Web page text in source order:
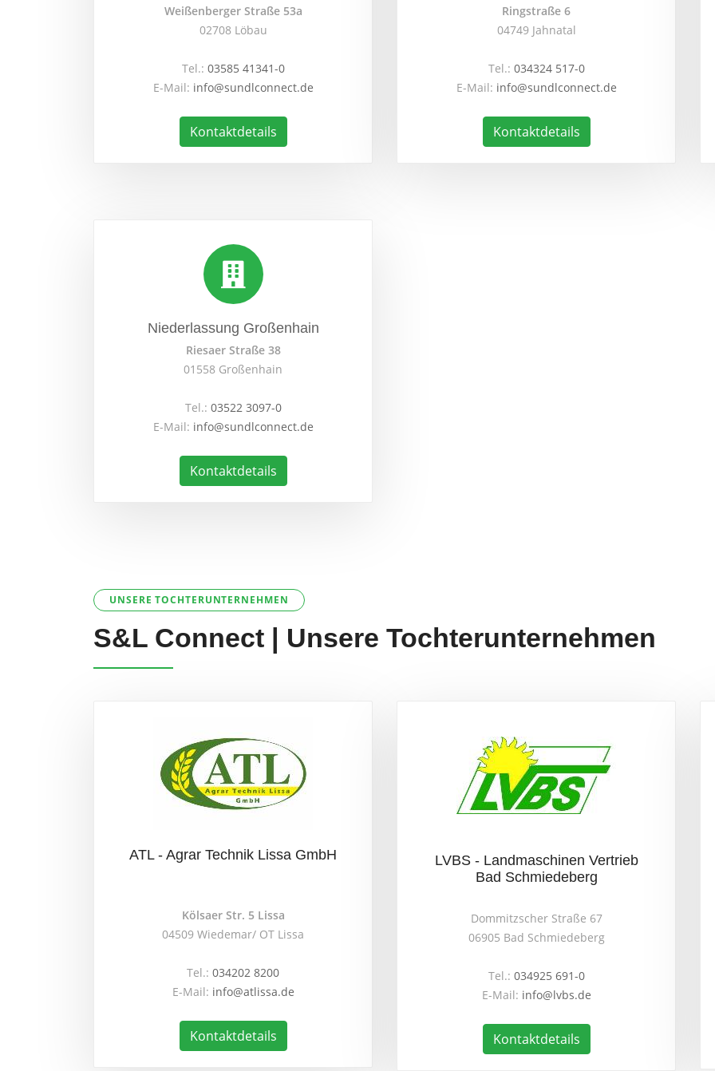
Weißenberger Straße 53a
02708 Löbau
Tel.: 03585 41341-0
E-Mail: info@sundlconnect.de
Kontaktdetails
Ringstraße 6
04749 Jahnatal
Tel.: 034324 517-0
E-Mail: info@sundlconnect.de
Kontaktdetails
Niederlassung Großenhain
Riesaer Straße 38
01558 Großenhain
Tel.: 03522 3097-0
E-Mail: info@sundlconnect.de
Kontaktdetails
UNSERE TOCHTERUNTERNEHMEN
S&L Connect | Unsere Tochterunternehmen
ATL - Agrar Technik Lissa GmbH
Kölsaer Str. 5 Lissa
04509 Wiedemar/ OT Lissa
Tel.: 034202 8200
E-Mail: info@atlissa.de
Kontaktdetails
LVBS - Landmaschinen Vertrieb
Bad Schmiedeberg
Dommitzscher Straße 67
06905 Bad Schmiedeberg
Tel.: 034925 691-0
E-Mail: info@lvbs.de
Kontaktdetails